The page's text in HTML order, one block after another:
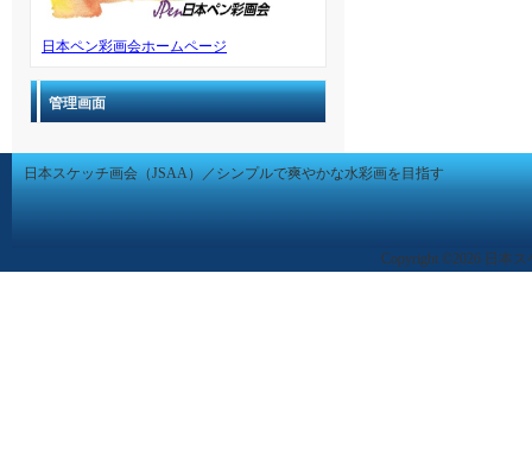
日本ペン彩画会ホームページ
管理画面
日本スケッチ画会（JSAA）／シンプルで爽やかな水彩画を目指す
Copyright ©2026 日本